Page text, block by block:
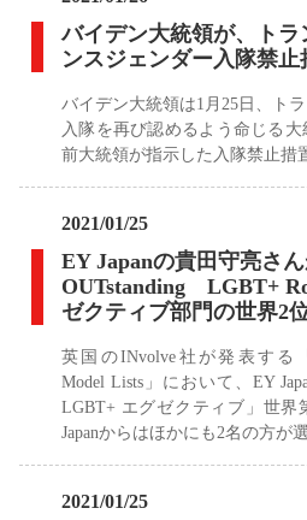
バイデン大統領が、トラ
ンスジェンダー入隊禁
バイデン大統領は1月25日、ト
入隊を再び認めるよう命じる
前大統領が指示した入隊禁止措
2021/01/25
EY Japanの貴田守亮さ
OUTstanding LGBT+
ゼクティブ部門の世界2
英国のINvolve社が発表する
Model Lists」において、EY
LGBT+ エグゼクティブ」世界
Japanからはほかにも2名の方が
2021/01/25